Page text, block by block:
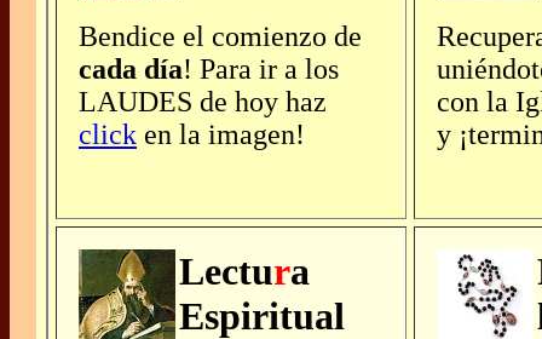
Bendice el comienzo de
cada día! Para ir a los
LAUDES de hoy haz
click en la imagen!
con la
y
Lectura
Espiritual